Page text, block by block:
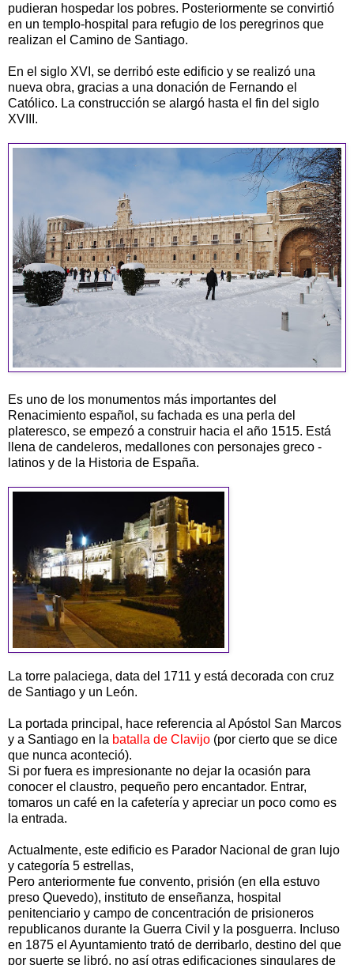
pudieran hospedar los pobres. Posteriormente se convirtió
en un templo-hospital para refugio de los peregrinos que
realizan el Camino de Santiago.
En el siglo XVI, se derribó este edificio y se realizó una
nueva obra, gracias a una donación de Fernando el
Católico. La construcción se alargó hasta el fin del siglo
XVIII.
Es uno de los monumentos más importantes del
Renacimiento español, su fachada es una perla del
plateresco, se empezó a construir hacia el año 1515. Está
llena de candeleros, medallones con personajes greco -
latinos y de la Historia de España.
La torre palaciega, data del 1711 y está decorada con cruz
de Santiago y un León.
La portada principal, hace referencia al Apóstol San Marcos
y a Santiago en la batalla de Clavijo (por cierto que se dice
que nunca aconteció).
Si por fuera es impresionante no dejar la ocasión para
conocer el claustro, pequeño pero encantador. Entrar,
tomaros un café en la cafetería y apreciar un poco como es
la entrada.
Actualmente, este edificio es Parador Nacional de gran lujo
y categoría 5 estrellas,
Pero anteriormente fue convento, prisión (en ella estuvo
preso Quevedo), instituto de enseñanza, hospital
penitenciario y campo de concentración de prisioneros
republicanos durante la Guerra Civil y la posguerra. Incluso
en 1875 el Ayuntamiento trató de derribarlo, destino del que
por suerte se libró, no así otras edificaciones singulares de